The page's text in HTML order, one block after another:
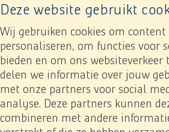
Deze website gebruikt
Wij gebruiken cookies om
personaliseren, om functies voor
bieden en om ons websiteverkeer
delen we informatie over jouw
met onze partners voor social
analyse. Deze partners kunnen
combineren met andere
Naar home pagina
Jaarverslag 2024
Onze strategie: Samen naar
Onze strategie en hoe wij waarde creëren
Onze strategie
PreviousNext